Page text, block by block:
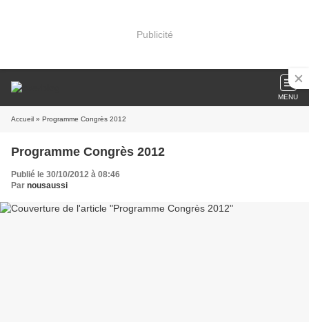
Publicité
MENU
Accueil » Programme Congrès 2012
Programme Congrès 2012
Publié le 30/10/2012 à 08:46
Par nousaussi